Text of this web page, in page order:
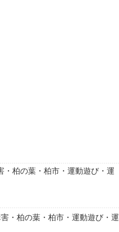
柏の葉・柏市・運動遊び・運
・柏の葉・柏市・運動遊び・運